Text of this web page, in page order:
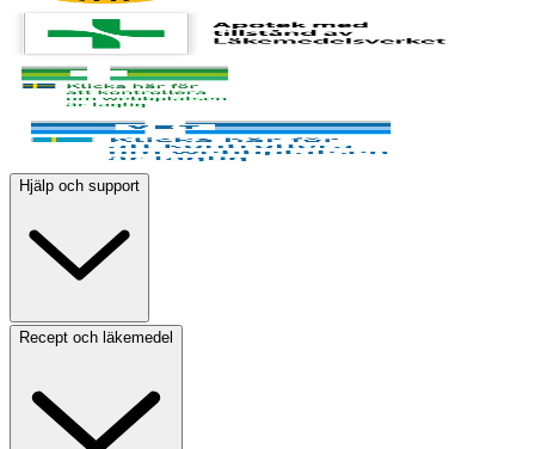
Hjälp och support
Recept och läkemedel